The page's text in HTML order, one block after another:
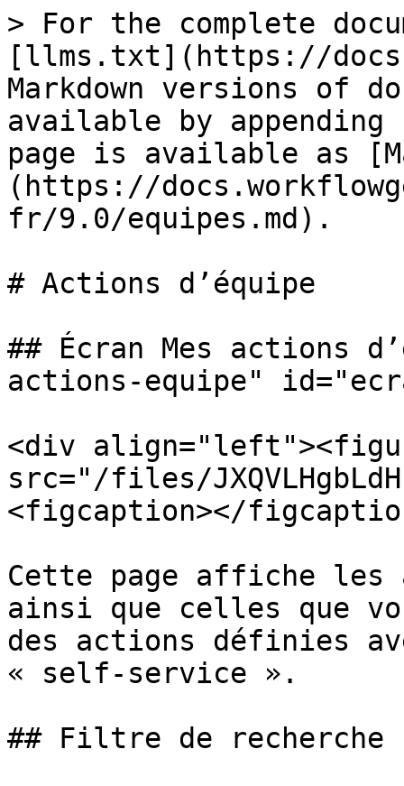
> For the complete
[llms.txt](https://
Markdown versions of
available by
page is available as
(https://
fr/9.0/equipes.md).
# Actions d’équipe
## Écran Mes actions
actions-equipe"
<div
src="/files/
<figcaption></
Cette page affiche les
ainsi que celles que
des actions définies
« self-service ».
## Filtre de recherche